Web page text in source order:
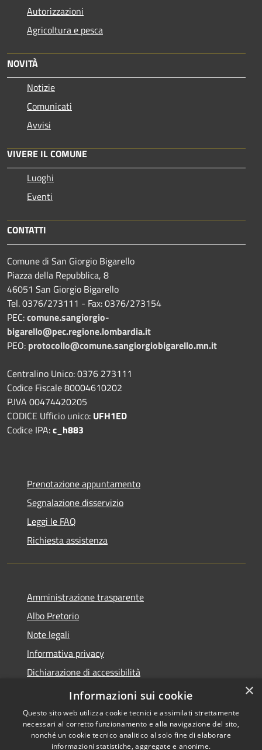
Autorizzazioni
Agricoltura e pesca
NOVITÀ
Notizie
Comunicati
Avvisi
VIVERE IL COMUNE
Luoghi
Eventi
CONTATTI
Comune di San Giorgio Bigarello
Piazza della Repubblica, 8
46051 San Giorgio Bigarello
Tel. 0376/273111 - Fax: 0376/273154
PEC:comune.sangiorgio-
bigarello@pec.regione.lombardia.it
PEO: protocollo@comune.sangiorgiobigarello.mn.it
Centralino Unico: 0376 273111
Codice Fiscale 80004610202
P.IVA 00474420205
CODICE Ufficio unico: UFH1ED
Codice IPA:c_h883
Prenotazione appuntamento
Segnalazione disservizio
Leggi le FAQ
Richiesta assistenza
Amministrazione trasparente
Albo Pretorio
Note legali
Informativa privacy
Dichiarazione di accessibilità
Obiettivi di accessibilità
×
Informazioni sui cookie
Questo sito web utilizza cookie tecnici e assimilati strettamente
necessari al corretto funzionamento e alla navigazione del sito,
nonché un cookie tecnico analitico al solo fine di elaborare
informazioni statistiche, aggregate e anonime.